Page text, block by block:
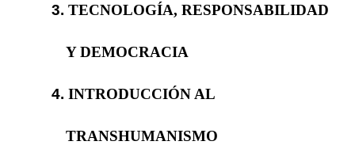
3.TECNOLOGÍA, RESPONSABILIDAD
Y DEMOCRACIA
4.INTRODUCCIÓN AL
TRANSHUMANISMO